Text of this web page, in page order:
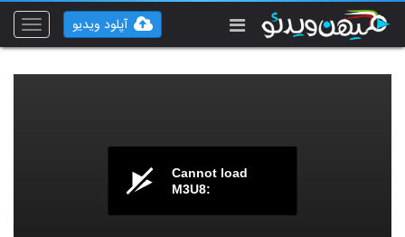
Toggle
آپلود ویدیو
Cannot load
M3U8: